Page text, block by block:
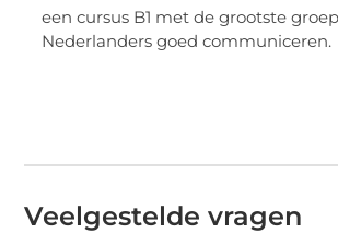
een cursus B1 met de grootste groep
Nederlanders goed communiceren.
Veelgestelde vragen